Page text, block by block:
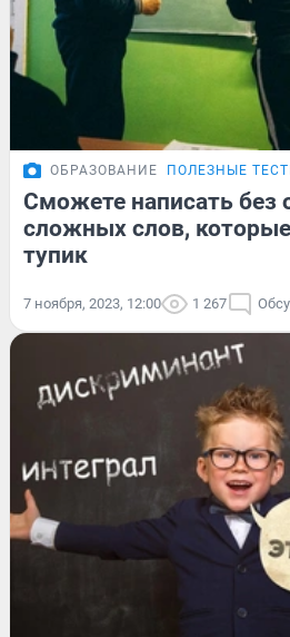
ОБРАЗОВАНИЕ ПОЛЕЗНЫЕ
Сможете написать без
сложных слов,
тупик
7 ноября, 2023, 12:00 1 267